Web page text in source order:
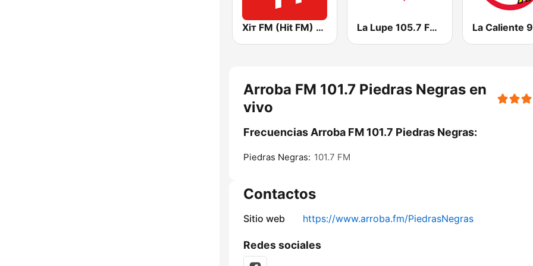
Хіт FM (Hit FM) - Top La Lupe 105.7 FM | Saltillo
Arroba FM 101.7 Piedras Negras en
vivo
Frecuencias Arroba FM 101.7 Piedras Negras:
Piedras Negras: 101.7 FM
Contactos
Sitio web https://www.arroba.fm/PiedrasNegras
Redes sociales